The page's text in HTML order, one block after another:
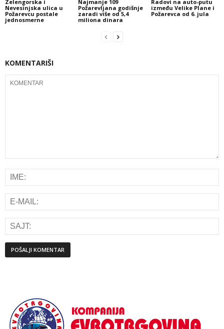
Zelengorska i
Nevesinjska ulica u
Požarevcu postale
jednosmerne
Najmanje 109
Požarevljana godišnje
zaradi više od 5,4
miliona dinara
Radovi na auto-putu
između Velike Plane i
Požarevca od 6. jula
KOMENTARIŠI